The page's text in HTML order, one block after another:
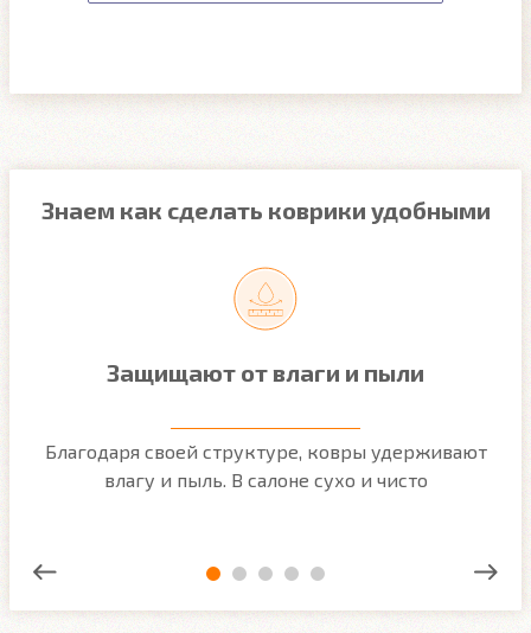
Знаем как сделать коврики удобными
Защищают от влаги и пыли
Благодаря своей структуре, ковры удерживают
влагу и пыль. В салоне сухо и чисто